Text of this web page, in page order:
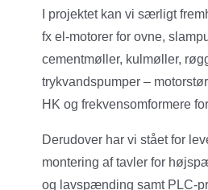
I projektet kan vi særligt
fx el-motorer for ovne,
cementmøller, kulmøller,
trykvandspumper –
HK og frekvensomformere
Derudover har vi stået for
montering af tavler for
og lavspænding samt PLC-